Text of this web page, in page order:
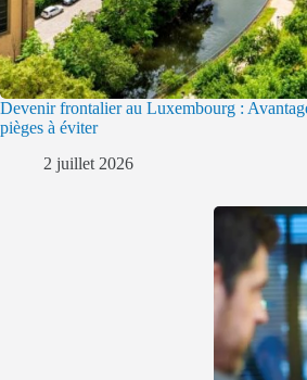
Devenir frontalier au Luxembourg :
pièges à éviter
2 juillet 2026